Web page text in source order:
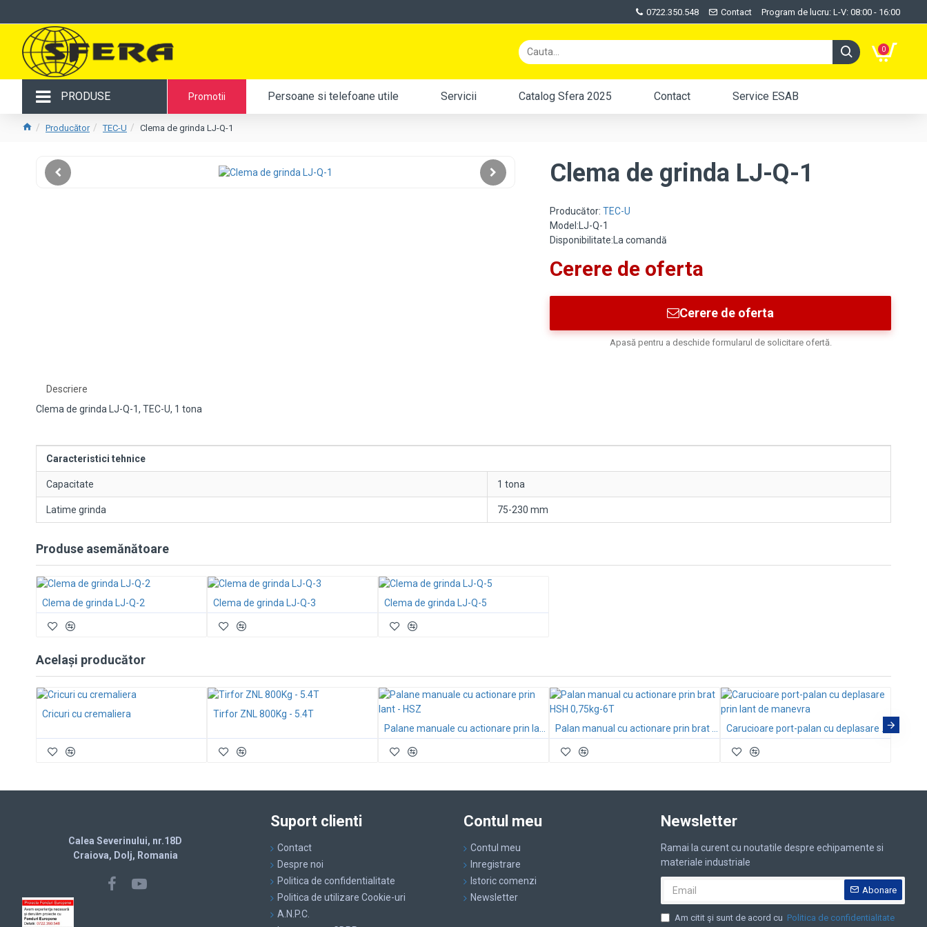
0722.350.548 Contact Program de lucru: L-V: 08:00 - 16:00
0
PRODUSE Promotii Persoane si telefoane utile Servicii Catalog Sfera 2025 Contact Service ESAB
Producător TEC-U Clema de grinda LJ-Q-1
Clema de grinda LJ-Q-1
Producător:TEC-U
Model:LJ-Q-1
Disponibilitate:La comandă
Cerere de oferta
Cerere de oferta
Apasă pentru a deschide formularul de solicitare ofertă.
Descriere
Clema de grinda LJ-Q-1, TEC-U, 1 tona
Caracteristici tehnice
Capacitate 1 tona
Latime grinda 75-230 mm
Produse asemănătoare
Clema de grinda LJ-Q-2 Clema de grinda LJ-Q-3 Clema de grinda LJ-Q-5
Același producător
Cricuri cu cremaliera
Tirfor ZNL 800Kg - 5.4T
Carucioare port-palan cu deplasare prin lant de manevra
Calea Severinului, nr.18D
Craiova, Dolj, Romania
Suport clienti
Contact
Despre noi
Politica de confidentialitate
Politica de utilizare Cookie-uri
A.N.P.C.
Contul meu
Contul meu
Inregistrare
Istoric comenzi
Newsletter
Newsletter
Ramai la curent cu noutatile despre echipamente si
materiale industriale
Abonare
Am citit şi sunt de acord cu Politica de confidentialitate